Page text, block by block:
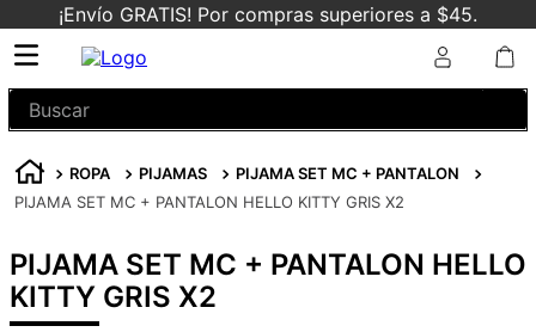
¡Envío GRATIS! Por compras superiores a $45.
Buscar
ROPA PIJAMAS
PIJAMA SET MC + PANTALON
PIJAMA SET MC + PANTALON HELLO KITTY GRIS X2
PIJAMA SET MC + PANTALON HELLO
KITTY GRIS X2